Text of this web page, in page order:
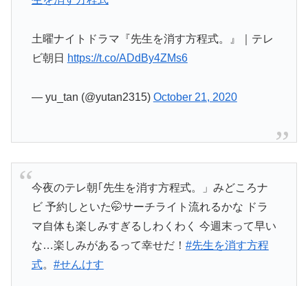
土曜ナイトドラマ『先生を消す方程式。』｜テレ
ビ朝日 https://t.co/ADdBy4ZMs6
— yu_tan (@yutan2315) October 21, 2020
今夜のテレ朝｢先生を消す方程式。」みどころナ
ビ 予約しといた🤭サーチライト流れるかな ドラ
マ自体も楽しみすぎるしわくわく 今週末って早い
な…楽しみがあるって幸せだ！ #先生を消す方程
式。 #せんけす